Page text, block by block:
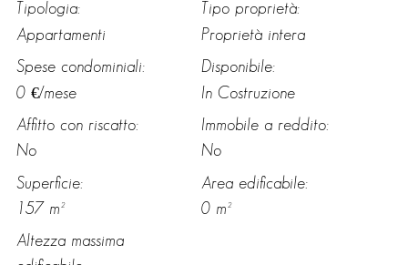
Tipologia:
Appartamenti
Tipo proprietà:
Proprietà intera
Spese condominiali:
0 €/mese
Disponibile:
In Costruzione
Affitto con riscatto:
No
Immobile a reddito:
No
Superficie:
157 m²
Area edificabile:
0 m²
Altezza massima